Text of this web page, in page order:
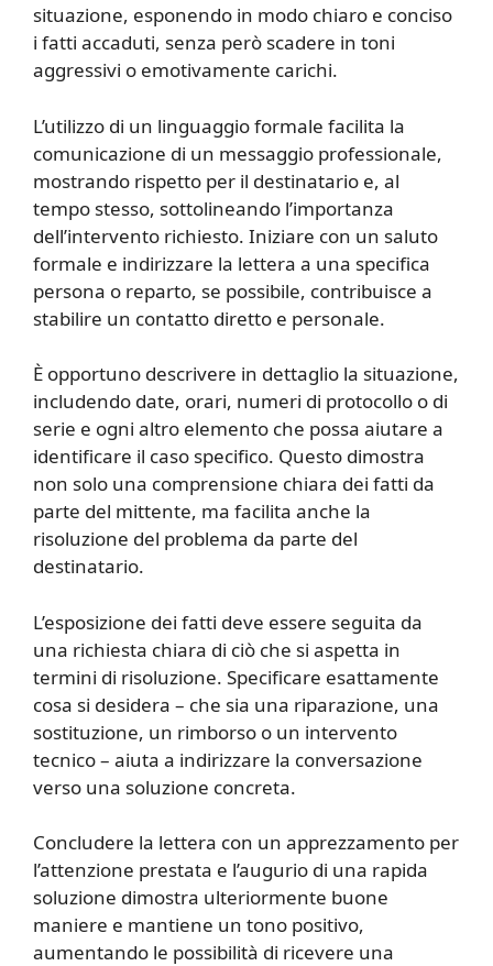
situazione, esponendo in modo chiaro e conciso
i fatti accaduti, senza però scadere in toni
aggressivi o emotivamente carichi.
L’utilizzo di un linguaggio formale facilita la
comunicazione di un messaggio professionale,
mostrando rispetto per il destinatario e, al
tempo stesso, sottolineando l’importanza
dell’intervento richiesto. Iniziare con un saluto
formale e indirizzare la lettera a una specifica
persona o reparto, se possibile, contribuisce a
stabilire un contatto diretto e personale.
È opportuno descrivere in dettaglio la situazione,
includendo date, orari, numeri di protocollo o di
serie e ogni altro elemento che possa aiutare a
identificare il caso specifico. Questo dimostra
non solo una comprensione chiara dei fatti da
parte del mittente, ma facilita anche la
risoluzione del problema da parte del
destinatario.
L’esposizione dei fatti deve essere seguita da
una richiesta chiara di ciò che si aspetta in
termini di risoluzione. Specificare esattamente
cosa si desidera – che sia una riparazione, una
sostituzione, un rimborso o un intervento
tecnico – aiuta a indirizzare la conversazione
verso una soluzione concreta.
Concludere la lettera con un apprezzamento per
l’attenzione prestata e l’augurio di una rapida
soluzione dimostra ulteriormente buone
maniere e mantiene un tono positivo,
aumentando le possibilità di ricevere una